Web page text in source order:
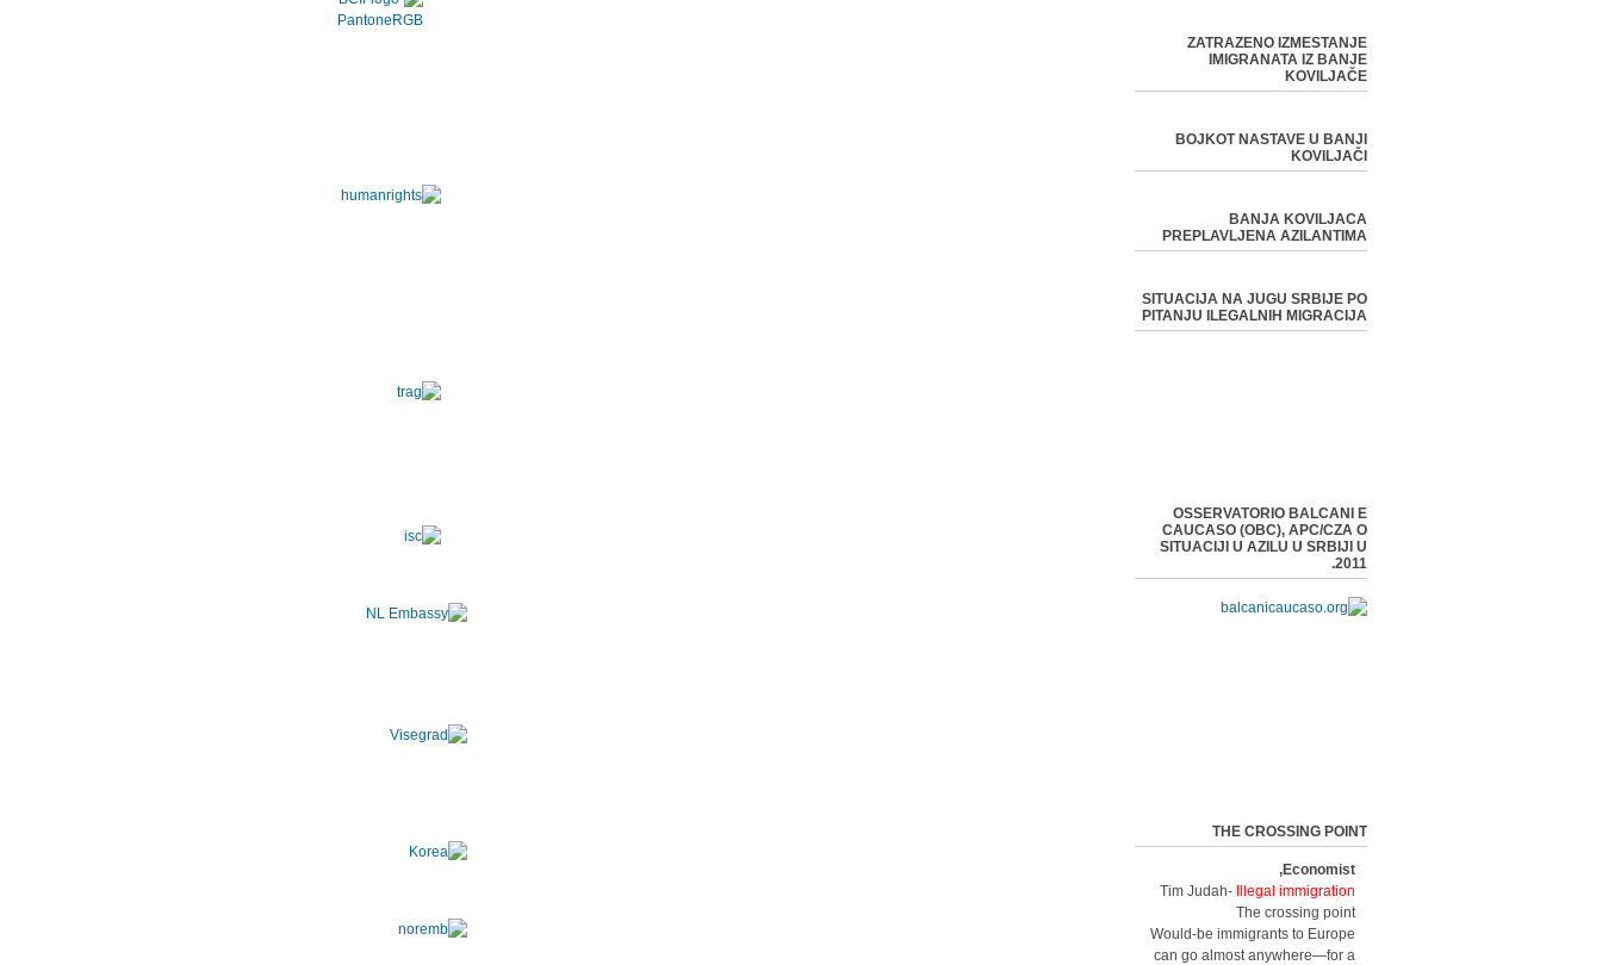
ZATRAZENO IZMESTANJE
IMIGRANATA IZ BANJE
KOVILJAČE
BOJKOT NASTAVE U BANJI
KOVILJAČI
BANJA KOVILJACA
PREPLAVLJENA AZILANTIMA
SITUACIJA NA JUGU SRBIJE PO
PITANJU ILEGALNIH MIGRACIJA
OSSERVATORIO BALCANI E
CAUCASO (OBC), APC/CZA O
SITUACIJI U AZILU U SRBIJI U
2011.
THE CROSSING POINT
Economist,
Tim Judah-
Illegal immigration
The crossing point
Would-be immigrants to Europe
can go almost anywhere—for a